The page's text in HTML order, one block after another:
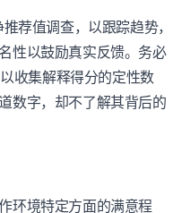
荐值调查，以跟踪趋势，
性以鼓励真实反馈。务必
收集解释得分的定性数
数字，却不了解其背后的
环境特定方面的满意程